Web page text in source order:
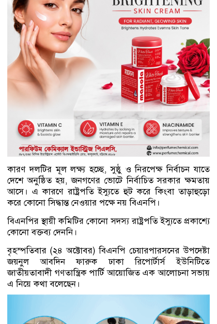
কারণ দলটির মূল লক্ষ্য হচ্ছে, সুষ্ঠু ও নিরপেক্ষ নির্বাচন যাতে
দেশে অনুষ্ঠিত হয়, জনগণের ভোটে নির্বাচিত সরকার ক্ষমতায়
আসে। এ কারণে রাষ্ট্রপতি ইস্যুতে হুট করে কিংবা তাড়াহুড়ো
করে কোনো সিদ্ধান্ত নেওয়ার পক্ষে নয় বিএনপি।
বিএনপির স্থায়ী কমিটির কোনো সদস্য রাষ্ট্রপতি ইস্যুতে প্রকাশ্যে
কোনো বক্তব্য দেননি।
বৃহস্পতিবার (২৪ অক্টোবর) বিএনপি চেয়ারপারসনের উপদেষ্টা
জয়নুল আবদিন ফারুক ঢাকা রিপোর্টার্স ইউনিটিতে
জাতীয়তাবাদী গণতান্ত্রিক পার্টি আয়োজিত এক আলোচনা সভায়
এ নিয়ে কথা বলেছেন।